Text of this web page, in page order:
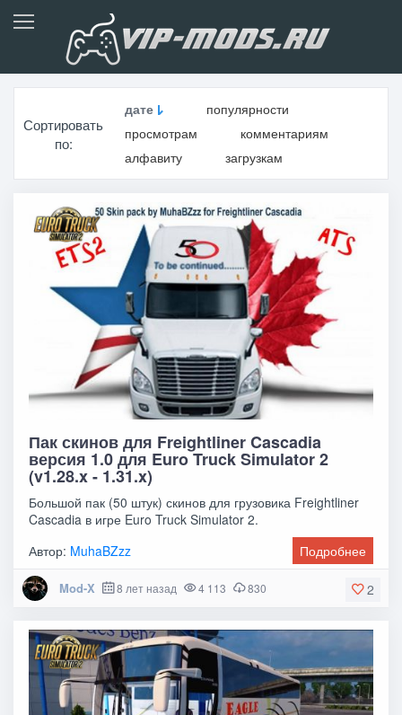
Сортировать
по:
дате
популярности
просмотрам
комментариям
алфавиту
загрузкам
Пак скинов для Freightliner Cascadia
версия 1.0 для Euro Truck Simulator 2
(v1.28.x - 1.31.x)
Большой пак (50 штук) скинов для грузовика Freightliner
Cascadia в игре Euro Truck Simulator 2.
Автор: MuhaBZzz Подробнее
2
Mod-X 8 лет назад 4 113 830